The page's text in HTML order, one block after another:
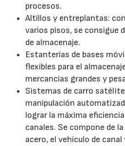
procesos.
Altillos y entreplantas:
varios pisos, se consigue
de almacenaje.
Estanterías de bases
flexibles para el
mercancías grandes y
Sistemas de carro
manipulación
lograr la máxima
canales. Se compone de
acero, el vehículo de